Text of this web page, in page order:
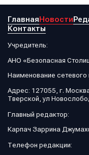
ГлавнаяНовости
Контакты
Учредитель:
АНО «Безопасная
Наименование
Адрес: 127055, г.
Тверской, ул
Главный редактор:
Карпач Заррина
Телефон редакции: